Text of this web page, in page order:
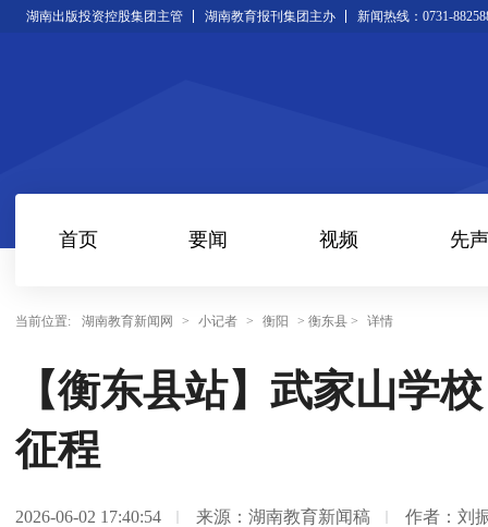
湖南出版投资控股集团主管 湖南教育报刊集团主办 新闻热线：0731-
首页 要闻 视频 先声
当前位置: 湖南教育新闻网 > 小记者 > 衡阳 > 衡东县 > 详情
【衡东县站】武家山学
征程
2026-06-02 17:40:54 来源：湖南教育新闻稿 作者：刘